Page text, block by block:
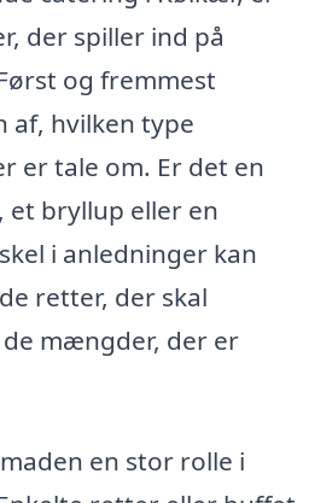
der spiller ind på
og fremmest
hvilken type
er tale om. Er det en
et bryllup eller en
i anledninger kan
retter, der skal
mængder, der er
en stor rolle i